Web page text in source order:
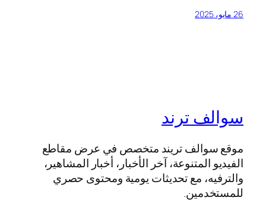
26 مايو، 2025
سوالف ترند
موقع سوالف تريند متخصص في عرض مقاطع
الفيديو المتنوعة، آخر الأخبار، أخبار المشاهير،
والترفيه، مع تحديثات يومية ومحتوى حصري
للمستخدمين.